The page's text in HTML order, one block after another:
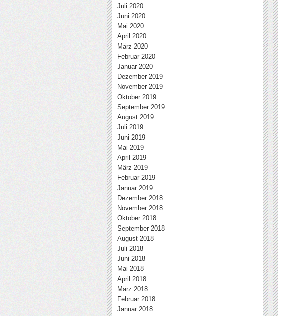
Juli 2020
Juni 2020
Mai 2020
April 2020
März 2020
Februar 2020
Januar 2020
Dezember 2019
November 2019
Oktober 2019
September 2019
August 2019
Juli 2019
Juni 2019
Mai 2019
April 2019
März 2019
Februar 2019
Januar 2019
Dezember 2018
November 2018
Oktober 2018
September 2018
August 2018
Juli 2018
Juni 2018
Mai 2018
April 2018
März 2018
Februar 2018
Januar 2018